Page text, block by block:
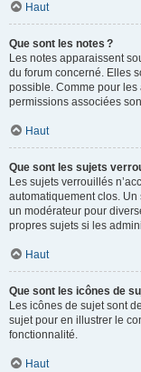
Haut
Que sont les notes ?
Les notes apparaissent
du forum concerné. Elles
possible. Comme pour
permissions associées
Haut
Que sont les sujets
Les sujets verrouillés
automatiquement clos.
un modérateur pour
propres sujets si les
Haut
Que sont les icônes de
Les icônes de sujet sont
sujet pour en illustrer le
fonctionnalité.
Haut